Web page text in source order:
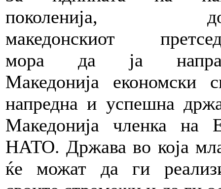
поколенија,
македонскиот
мора да ја
Македонија економски
напредна и успешна
Македонија членка
НАТО. Држава во која
ќе можат да ги